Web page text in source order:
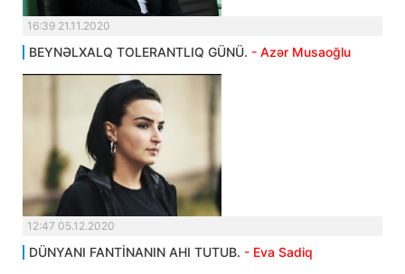
16:39 21.11.2020
BEYNƏLXALQ TOLERANTLIQ GÜNÜ. - Azər Musaoğlu
12:47 05.12.2020
DÜNYANI FANTİNANIN AHI TUTUB. - Eva Sadiq